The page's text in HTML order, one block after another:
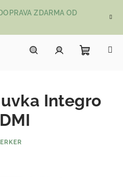
ZDARMA OD
Integro